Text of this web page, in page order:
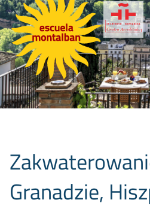
Granadzie,